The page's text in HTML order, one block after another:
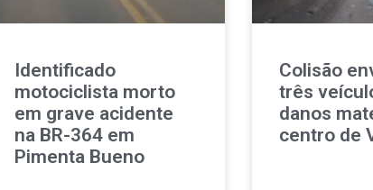
Identificado
motociclista morto
em grave acidente
na BR-364 em
Pimenta Bueno
Colisão
três
danos
centro de